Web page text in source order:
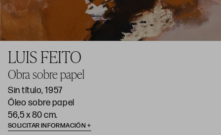
LUIS FEITO
Obra sobre papel
Sin título, 1957
Óleo sobre papel
56,5 x 80 cm.
SOLICITAR INFORMACIÓN